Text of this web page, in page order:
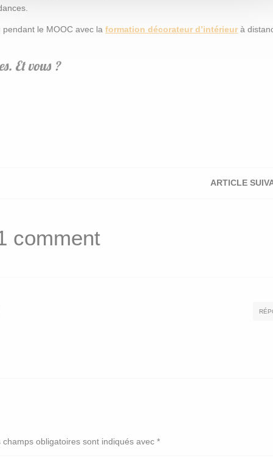
pendant le MOOC avec la formation décorateur d’intérieurà
Et vous ?
ARTICLE
comment
champs obligatoires sont indiqués avec *